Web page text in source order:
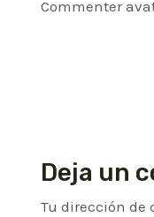
Commenter
Deja un
Tu dirección de